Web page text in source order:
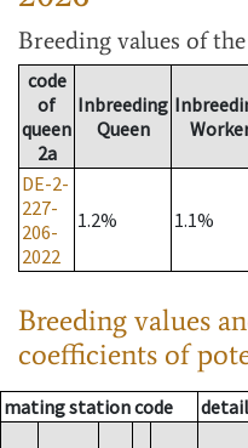
Breeding values of
code
of
queen
2a
Inbreeding
Queen
DE-2-
227-
206-
2022
1.2% 1.1%
Breeding values
coefficients of
mating station code